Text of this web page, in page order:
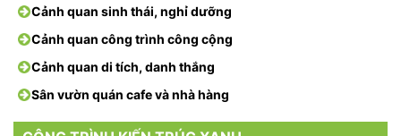
Cảnh quan sinh thái, nghỉ dưỡng
Cảnh quan công trình công cộng
Cảnh quan di tích, danh thắng
Sân vườn quán cafe và nhà hàng